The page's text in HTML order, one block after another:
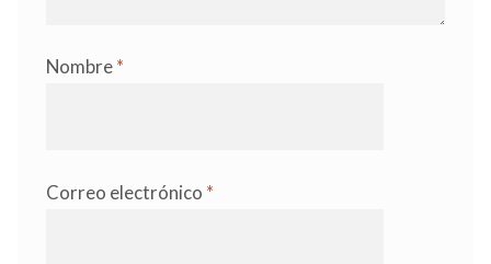
Nombre*
Correo electrónico *